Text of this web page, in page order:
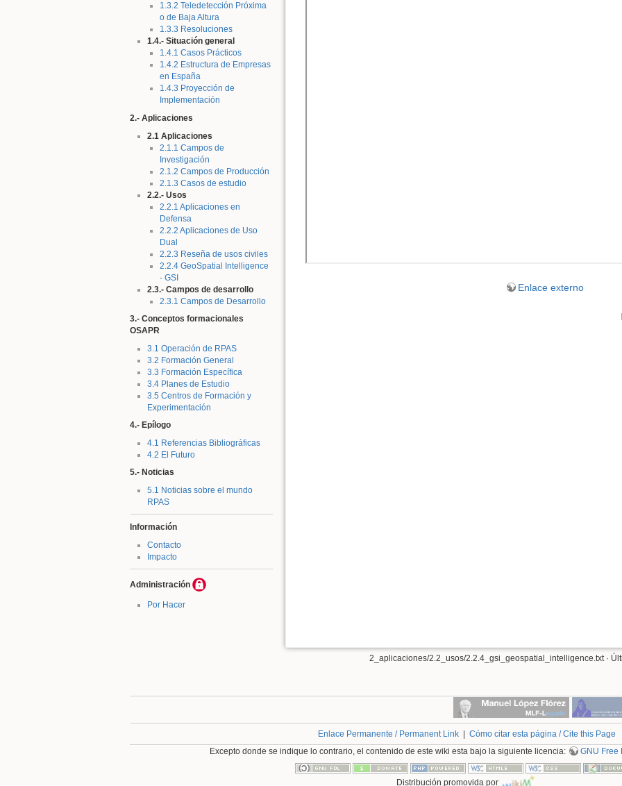
1.3.2 Teledetección Próxima
o de Baja Altura
1.3.3 Resoluciones
1.4.- Situación general
1.4.1 Casos Prácticos
1.4.2 Estructura de Empresas
en España
1.4.3 Proyección de
Implementación
2.- Aplicaciones
2.1 Aplicaciones
2.1.1 Campos de
Investigación
2.1.2 Campos de Producción
2.1.3 Casos de estudio
2.2.- Usos
2.2.1 Aplicaciones en
Defensa
2.2.2 Aplicaciones de Uso
Dual
2.2.3 Reseña de usos civiles
2.2.4 GeoSpatial Intelligence
- GSI
2.3.- Campos de desarrollo
2.3.1 Campos de Desarrollo
3.- Conceptos formacionales
OSAPR
3.1 Operación de RPAS
3.2 Formación General
3.3 Formación Específica
3.4 Planes de Estudio
3.5 Centros de Formación y
Experimentación
4.- Epílogo
4.1 Referencias Bibliográficas
4.2 El Futuro
5.- Noticias
5.1 Noticias sobre el mundo
RPAS
Información
Contacto
Impacto
Administración
Por Hacer
Enlace externo
2_aplicaciones/2.2_usos/2.2.4_gsi_geospatial_intelligence.txt ·
Enlace Permanente / Permanent Link| Cómo citar esta página / Cite this Page
Excepto donde se indique lo contrario, el contenido de este wiki esta bajo la siguiente licencia:
GNU Free
Distribución promovida por